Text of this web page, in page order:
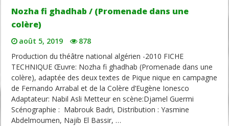
Nozha fi ghadhab / (Promenade dans une
colère)
août 5, 2019
878
Production du théâtre national algérien -2010 FICHE
TECHNIQUE Œuvre: Nozha fi ghadhab (Promenade dans une
colère), adaptée des deux textes de Pique nique en campagne
de Fernando Arrabal et de la Colère d’Eugène Ionesco
Adaptateur: Nabil Asli Metteur en scène:Djamel Guermi
Scénographie : Mabrouk Badri, Distribution : Yasmine
Abdelmoumen, Najib El Bassir, …